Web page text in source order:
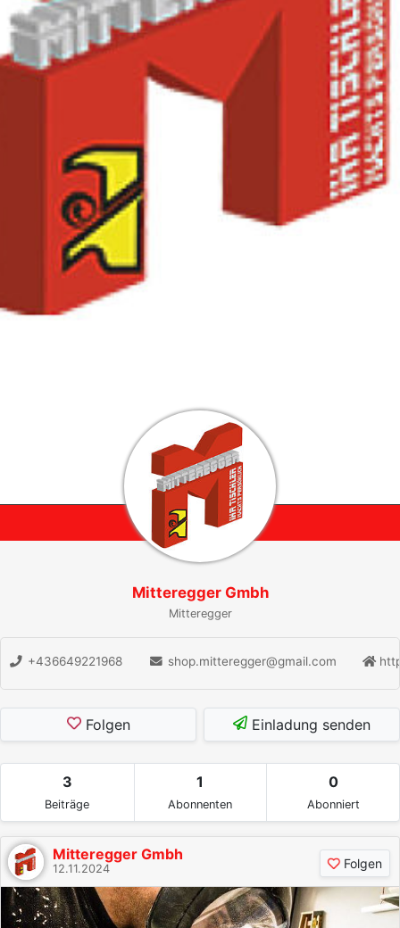
Mitteregger Gmbh
Mitteregger
+436649221968 shop.mitteregger@gmail.com
Folgen Einladung senden
3
Beiträge
1
Abonnenten
0
Abonniert
Mitteregger Gmbh
12.11.2024 Folgen